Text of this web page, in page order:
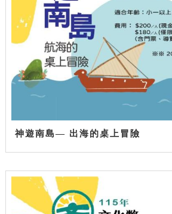
神遊南島— 出海的桌上冒險